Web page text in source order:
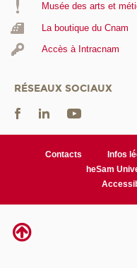
Musée des arts et
La boutique du Cnam
Accès à Intracnam
RÉSEAUX SOCIAUX
Contacts Infos
heSam